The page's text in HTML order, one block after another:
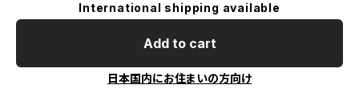
International shipping available
Add to cart
日本国内にお住まいの方向け